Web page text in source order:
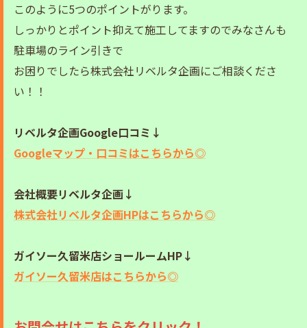
このように5つのポイントがります。
しっかりとポイント抑えて施工してますのでみなさんも
駐車場のライン引きで
お困りでしたら株式会社リベルタ企画にご相談くださ
い！！
リベルタ企画Google口コミ↓
Googleマップ・口コミはこちらから◎
会社概要リベルタ企画↓
株式会社リベルタ企画HPはこちらから◎
ガイソー久留米店ショールームHP↓
ガイソー久留米店はこちらから◎